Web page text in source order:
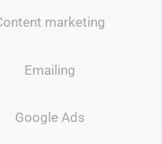
marketing
Emailing
Google Ads